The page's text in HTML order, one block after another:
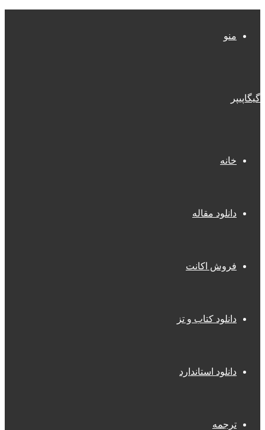
منو
گیگاپیپر
خانه
دانلود مقاله
فروش اکانت
دانلود کتاب و تز
دانلود استاندارد
ترجمه